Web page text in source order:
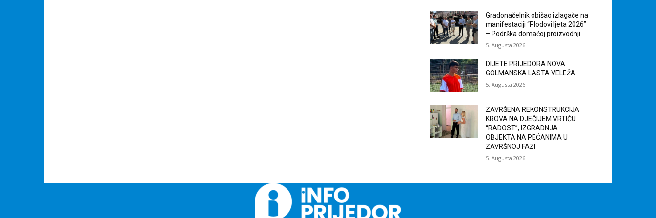
Gradonačelnik obišao izlagače na
manifestaciji “Plodovi ljeta 2026”
– Podrška domaćoj proizvodnji
5. Augusta 2026.
DIJETE PRIJEDORA NOVA
GOLMANSKA LASTA VELEŽA
5. Augusta 2026.
ZAVRŠENA REKONSTRUKCIJA
KROVA NA DJEČIJEM VRTIĆU
“RADOST”, IZGRADNJA
OBJEKTA NA PEĆANIMA U
ZAVRŠNOJ FAZI
5. Augusta 2026.